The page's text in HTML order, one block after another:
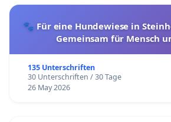
🐾 Für eine Hundewiese in
Gemeinsam für Mensch
135 Unterschriften
30 Unterschriften / 30 Tage
26 May 2026